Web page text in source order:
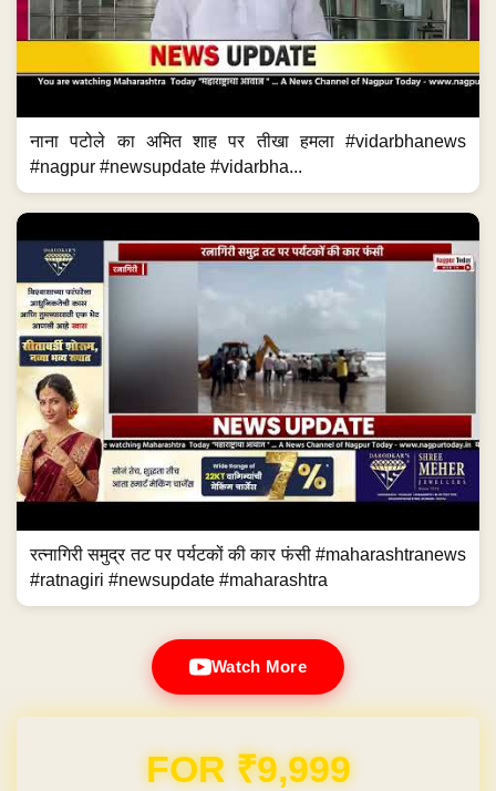
नाना पटोले का अमित शाह पर तीखा हमला #vidarbhanews
#nagpur #newsupdate #vidarbha...
रत्नागिरी समुद्र तट पर पर्यटकों की कार फंसी #maharashtranews
#ratnagiri #newsupdate #maharashtra
Watch More
Domain & Hosting FREE for 1 Year